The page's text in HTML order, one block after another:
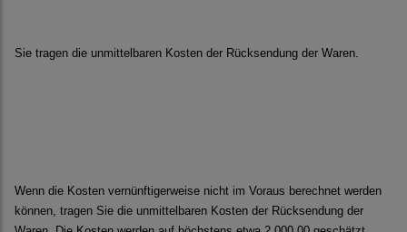
Sie tragen die unmittelbaren Kosten der Rücksendung der Waren.
Wenn die Kosten vernünftigerweise nicht im Voraus berechnet werden
können, tragen Sie die unmittelbaren Kosten der Rücksendung der